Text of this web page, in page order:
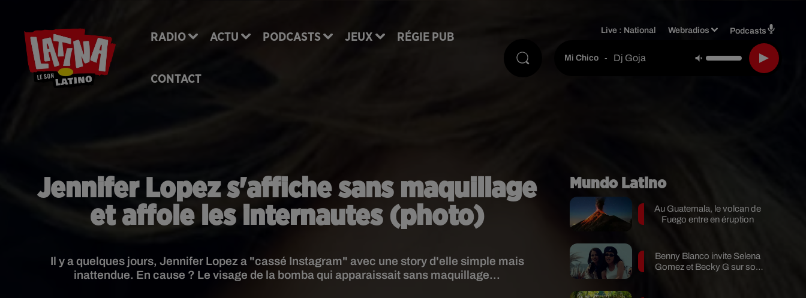
RADIO ACTU PODCASTS JEUX RÉGIE PUB
CONTACT
Live : National Webradios Podcasts
Mi Chico - Dj Goja
Jennifer Lopez s'affiche sans maquillage
et affole les internautes (photo)
Il y a quelques jours, Jennifer Lopez a "cassé Instagram" avec une story d'elle simple mais
inattendue. En cause ? Le visage de la bomba qui apparaissait sans maquillage...
Mundo Latino
Au Guatemala, le volcan de
Fuego entre en éruption
Benny Blanco invite Selena
Gomez et Becky G sur son